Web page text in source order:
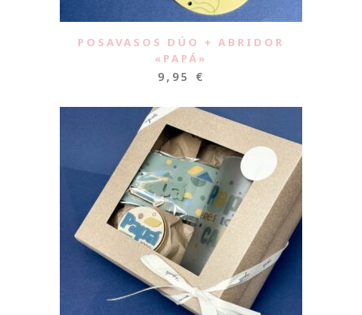
POSAVASOS DÚO + ABRIDOR
«PAPÁ»
9,95 €